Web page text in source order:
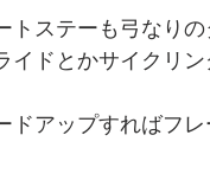
トステーも弓なり
イドとかサイクリ
ドアップすればフ